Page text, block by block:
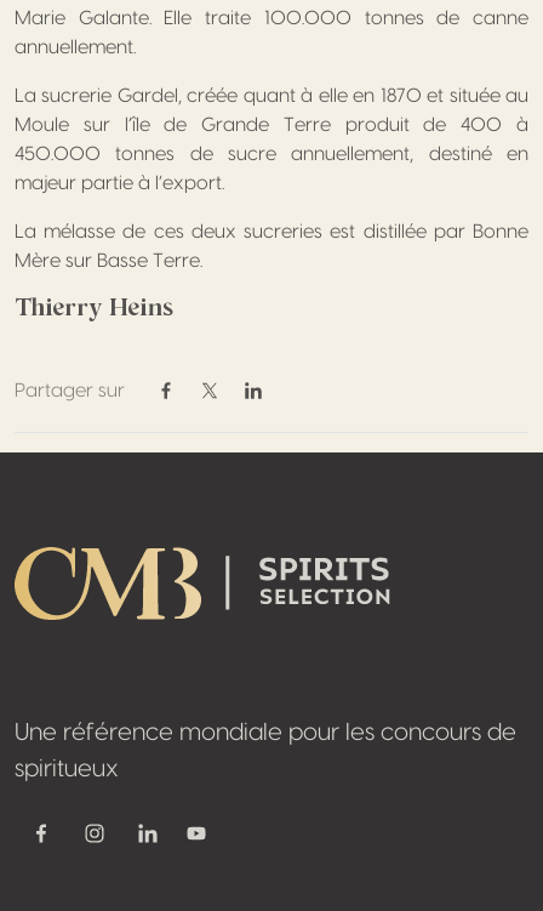
Marie Galante. Elle traite 100.000 tonnes de canne
annuellement.
La sucrerie Gardel, créée quant à elle en 1870 et située au
Moule sur l’île de Grande Terre produit de 400 à
450.000 tonnes de sucre annuellement, destiné en
majeur partie à l’export.
La mélasse de ces deux sucreries est distillée par Bonne
Mère sur Basse Terre.
Thierry Heins
Partager sur
Partager sur Facebook
Partager sur Twitter / X
Partager sur Linkedin
Footer
Une référence mondiale pour les concours de
spiritueux
FacebookInstagramLinkedinYoutube